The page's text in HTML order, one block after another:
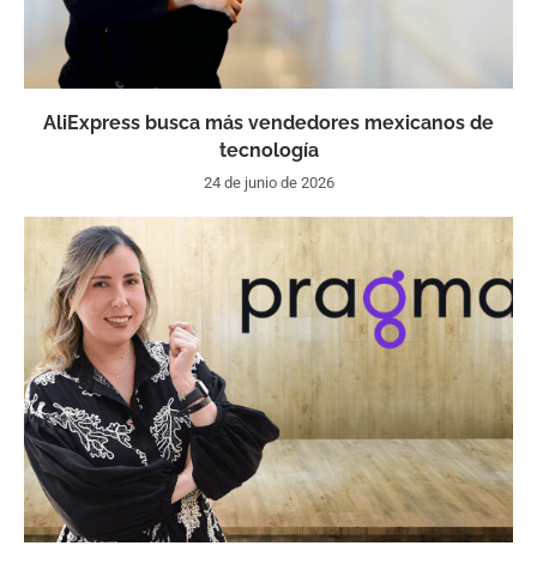
AliExpress busca más vendedores mexicanos de
tecnología
24 de junio de 2026